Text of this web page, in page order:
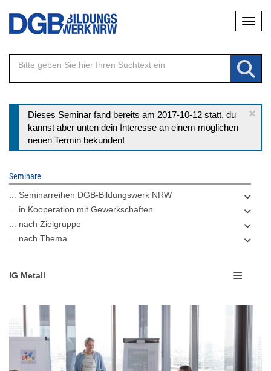
Direkt
Inhalt
×
Statusmeldung
Dieses Seminar fand bereits am 2017-10-12 statt, du
kannst aber unten dein Interesse an einem möglichen
neuen Termin bekunden!
Seminare
... Seminarreihen DGB-Bildungswerk NRW
... in Kooperation mit Gewerkschaften
... nach Zielgruppe
... nach Thema
IG Metall